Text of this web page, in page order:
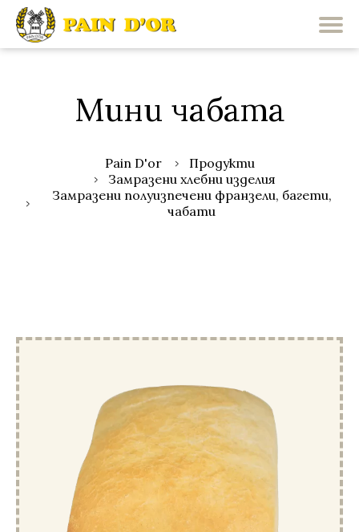
Мини чабата
Pain D'or
Продукти
Замразени хлебни изделия
Замразени полуизпечени франзели, багети,
чабати